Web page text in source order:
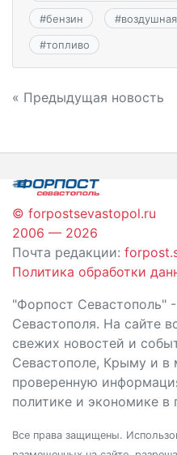
#бензин #
#топливо
Навигация
записям
« Предыдущая новость
© forpostsevastopol.ru
2006 — 2026
Почта редакции:
Политика обработки
"Форпост Севастополь"
Севастополя. На сайте
свежих новостей и
Севастополе, Крыму и в
проверенную
политике и экономике в
Все права защищены.